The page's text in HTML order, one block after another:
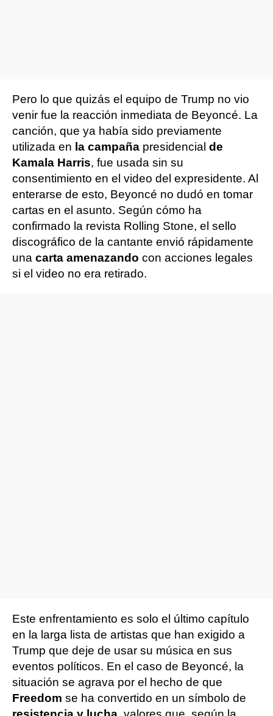
Pero lo que quizás el equipo de Trump no vio
venir fue la reacción inmediata de Beyoncé. La
canción, que ya había sido previamente
utilizada en la campaña presidencial de
Kamala Harris, fue usada sin su
consentimiento en el video del expresidente. Al
enterarse de esto, Beyoncé no dudó en tomar
cartas en el asunto. Según cómo ha
confirmado la revista Rolling Stone, el sello
discográfico de la cantante envió rápidamente
una carta amenazando con acciones legales
si el video no era retirado.
Este enfrentamiento es solo el último capítulo
en la larga lista de artistas que han exigido a
Trump que deje de usar su música en sus
eventos políticos. En el caso de Beyoncé, la
situación se agrava por el hecho de que
Freedom se ha convertido en un símbolo de